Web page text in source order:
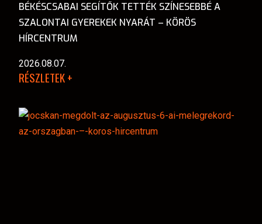
BÉKÉSCSABAI SEGÍTŐK TETTÉK SZÍNESEBBÉ A
SZALONTAI GYEREKEK NYARÁT – KÖRÖS
HÍRCENTRUM
2026.08.07.
RÉSZLETEK +